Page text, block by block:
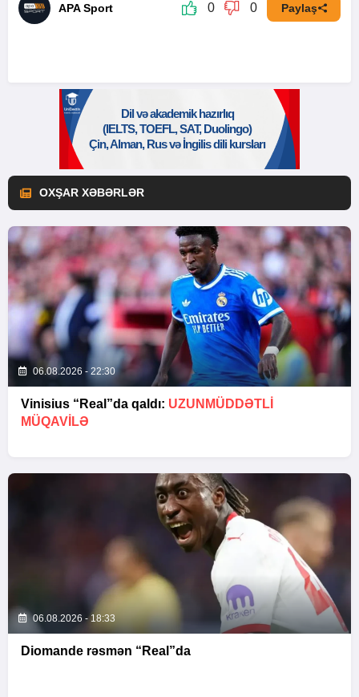
APA Sport 0 0 Paylaş
OXŞAR XƏBƏRLƏR
06.08.2026 - 22:30
Vinisius “Real”da qaldı: UZUNMÜDDƏTLİ
MÜQAVİLƏ
06.08.2026 - 18:33
Diomande rəsmən “Real”da